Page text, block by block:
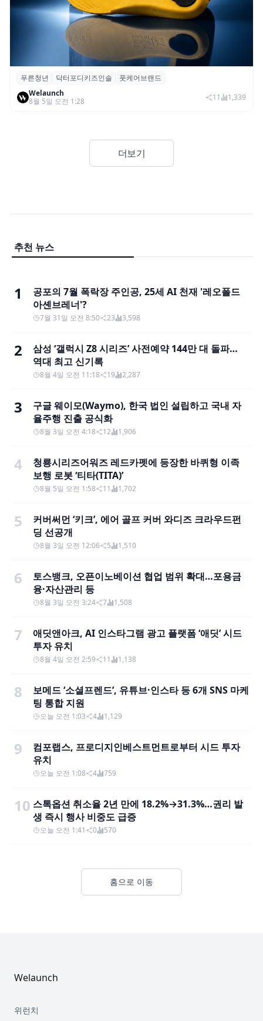
푸른청년, 성장기 아동 발 건강 위한 ‘닥터포
디 키즈 인솔’ 출시
푸른청년 닥터포디키즈인솔
풋케어브랜드
Welaunch
8월 5일 오전 1:28
11 1,339
더보기
추천 뉴스
1
공포의 7월 폭락장 주인공, 25세 AI 천재 '레오폴드
아셴브레너'?
7월 31일 오전 8:50 23 3,598
2
삼성 ‘갤럭시 Z8 시리즈’ 사전예약 144만 대 돌파…
역대 최고 신기록
8월 4일 오전 11:18 19 2,287
3
구글 웨이모(Waymo), 한국 법인 설립하고 국내 자
율주행 진출 공식화
8월 3일 오전 4:18 12 1,906
4
청룡시리즈어워즈 레드카펫에 등장한 바퀴형 이족
보행 로봇 ‘티타(TITA)’
8월 5일 오전 1:58 11 1,702
5
커버써먼 ‘키크’, 에어 골프 커버 와디즈 크라우드펀
딩 선공개
8월 3일 오전 12:06 5 1,510
6
토스뱅크, 오픈이노베이션 협업 범위 확대…포용금
융·자산관리 등
8월 3일 오전 3:24 7 1,508
7
애딧앤아크, AI 인스타그램 광고 플랫폼 ‘애딧’ 시드
투자 유치
8월 4일 오전 2:59 11 1,138
8
보메드 ‘소셜프렌드’, 유튜브·인스타 등 6개 SNS 마케
팅 통합 지원
오늘 오전 1:03 4 1,129
9
컴포랩스, 프로디지인베스트먼트로부터 시드 투자
유치
오늘 오전 1:08 4 759
10 스톡옵션 취소율 2년 만에 18.2%→31.3%…권리 발
생 즉시 행사 비중도 급증
오늘 오전 1:41 0 570
홈으로 이동
Welaunch
위런치